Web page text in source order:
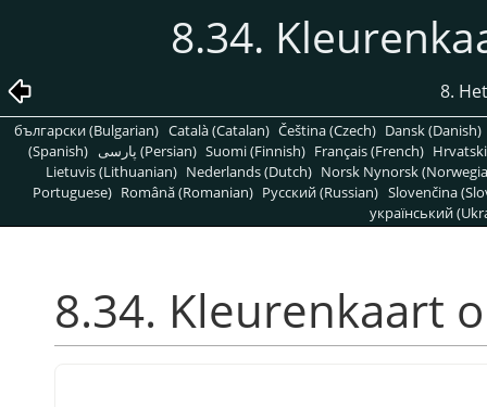
8.34.
8.
български (Bulgarian) Català (Catalan) Čeština (Czech) Dansk (Danish)
(Spanish)
پارسی (Persian) Suomi (Finnish) Français (French)
Lietuvis (Lithuanian) Nederlands (Dutch) Norsk Nynorsk
Portuguese) Română (Romanian) Pусский (Russian) Slovenčina
український
8.34. Kleurenkaart